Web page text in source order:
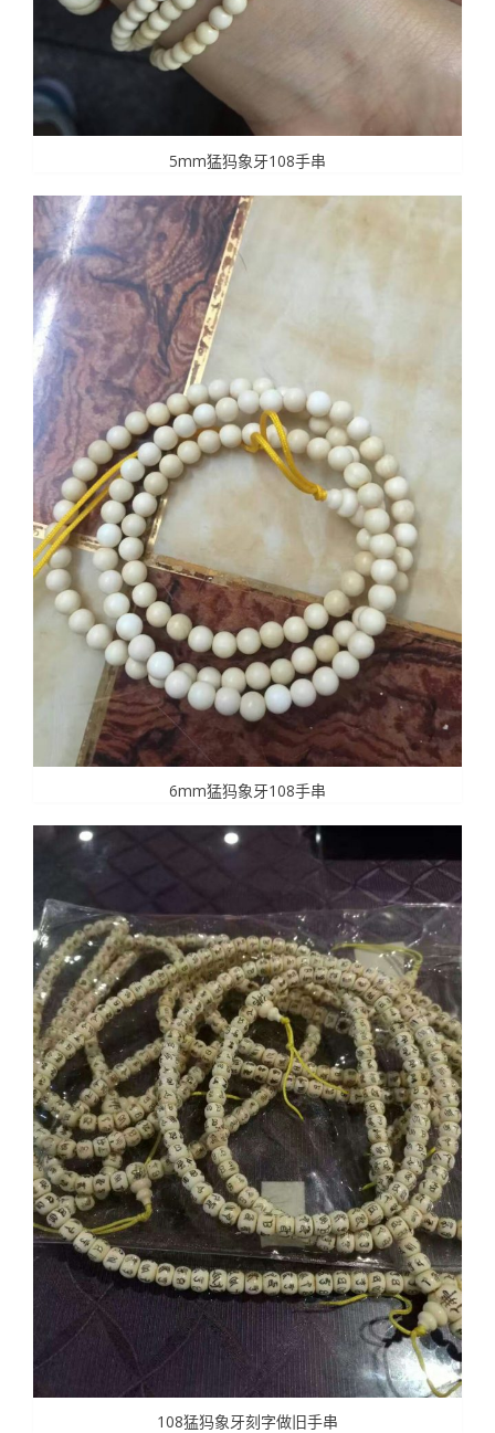
5mm猛犸象牙108手串
6mm猛犸象牙108手串
108猛犸象牙刻字做旧手串